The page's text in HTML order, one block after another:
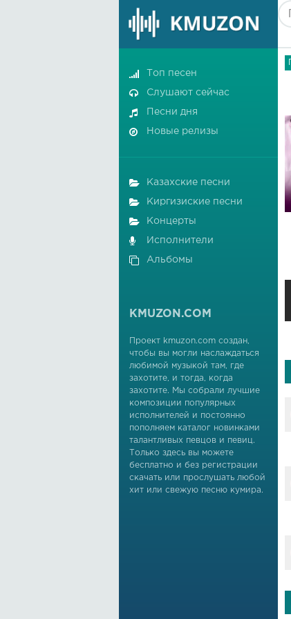
Топ песен
Слушают сейчас
Песни дня
Новые релизы
Казахские песни
Киргизиские песни
Концерты
Исполнители
Альбомы
KMUZON.COM
Проект kmuzon.com создан,
чтобы вы могли наслаждаться
любимой музыкой там, где
захотите, и тогда, когда
захотите. Мы собрали лучшие
композиции популярных
исполнителей и постоянно
пополняем каталог новинками
талантливых певцов и певиц.
Только здесь вы можете
бесплатно и без регистрации
скачать или прослушать любой
хит или свежую песню кумира.